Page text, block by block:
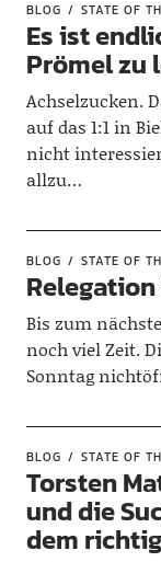
BLOG STATE OF
Es ist
Prömel zu
Achselzucken.
auf das 1:1 in
nicht
allzu…
BLOG STATE OF
Bis zum
noch viel Zeit.
Sonntag
BLOG STATE OF
Torsten
und die
dem